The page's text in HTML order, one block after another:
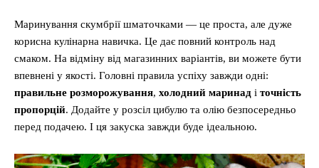
Маринування скумбрії шматочками — це проста, але дуже
корисна кулінарна навичка. Це дає повний контроль над
смаком. На відміну від магазинних варіантів, ви можете бути
впевнені у якості. Головні правила успіху завжди одні:
правильне розморожування, холодний маринад і точність
пропорцій. Додайте у розсіл цибулю та олію безпосередньо
перед подачею. І ця закуска завжди буде ідеальною.